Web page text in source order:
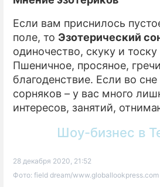
Если вам приснилось
поле, то Эзотерический
одиночество, скуку и
Пшеничное, просяное,
благоденствие. Если во
сорняков – у вас много
интересов, занятий,
Шоу-бизнес в
28 декабря 2020, 21:52
Фото: field dream/www.globallookpress.com